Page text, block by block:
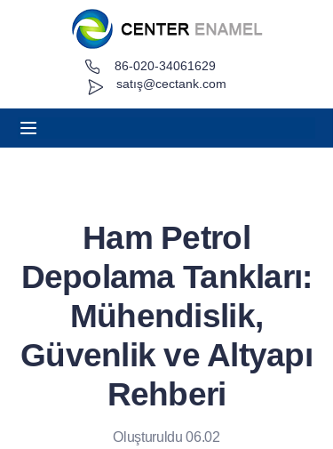
satış@cectank.com
86-020-34061629
Ham Petrol
Depolama Tankları:
Mühendislik,
Güvenlik ve Altyapı
Rehberi
Oluşturuldu 06.02
Hakkında
Teklif İsteyin
Haberler